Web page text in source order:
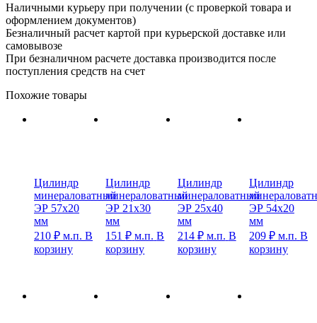
Наличными курьеру при получении (с проверкой товара и
оформлением документов)
Безналичный расчет картой при курьерской доставке или
самовывозе
При безналичном расчете доставка производится после
поступления средств на счет
Похожие товары
Цилиндр
минераловатный
ЭР 57х20
мм
210 ₽ м.п. В
корзину
Цилиндр
минераловатный
ЭР 21х30
мм
151₽ м.п. В
корзину
Цилиндр
минераловатный
ЭР 25х40
мм
214 ₽ м.п. В
корзину
Цилиндр
ЭР 54х20
мм
209 ₽ м.п. В
корзину